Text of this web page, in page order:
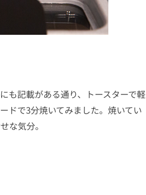
も記載がある通り、トースターで軽
ドで3分焼いてみました。焼いてい
な気分。